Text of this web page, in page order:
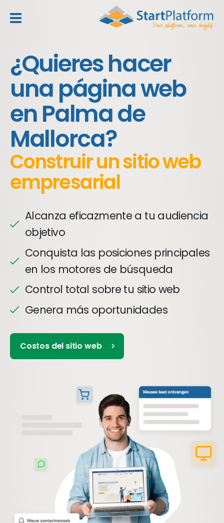
¿Quieres hacer
una página web
en Palma de
Mallorca?
Construir un sitio web
empresarial
Alcanza eficazmente a tu audiencia
objetivo
Conquista las posiciones principales
en los motores de búsqueda
Control total sobre tu sitio web
Genera más oportunidades
Costos del sitio web
header_toggle_navigation